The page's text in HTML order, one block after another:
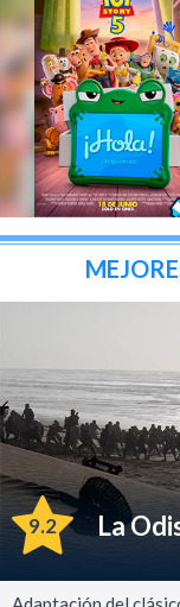
9.2 La